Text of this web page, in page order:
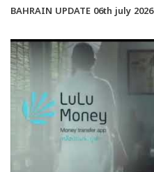
BAHRAIN UPDATE 06th july 2026